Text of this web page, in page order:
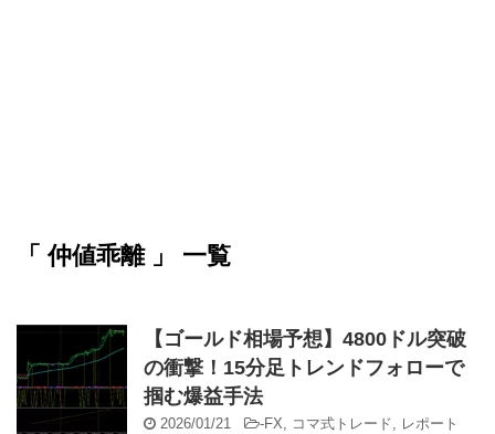
「 仲値乖離 」 一覧
【ゴールド相場予想】4800ドル突破
の衝撃！15分足トレンドフォローで
掴む爆益手法
2026/01/21 -FX, コマ式トレード, レポート